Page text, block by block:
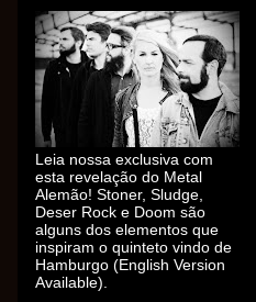
Leia nossa exclusiva com
esta revelação do Metal
Alemão! Stoner, Sludge,
Deser Rock e Doom são
alguns dos elementos que
inspiram o quinteto vindo de
Hamburgo (English Version
Available).